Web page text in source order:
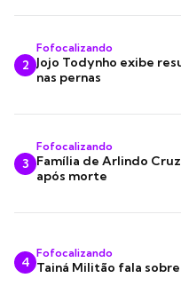
2
Fofocalizando
Jojo Todynho exibe
nas pernas
3
Fofocalizando
Família de Arlindo
após morte
4
Fofocalizando
Tainá Militão fala